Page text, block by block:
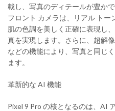
載し、写真のディテールが豊か
フロント カメラは、リアル トー
肌の色調を美しく正確に表現し
真を実現します。さらに、超解
などの機能により、写真と同じ
ます。
革新的な AI 機能
Pixel 9 Pro の核となるのは、AI